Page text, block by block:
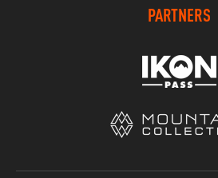
PARTNERS